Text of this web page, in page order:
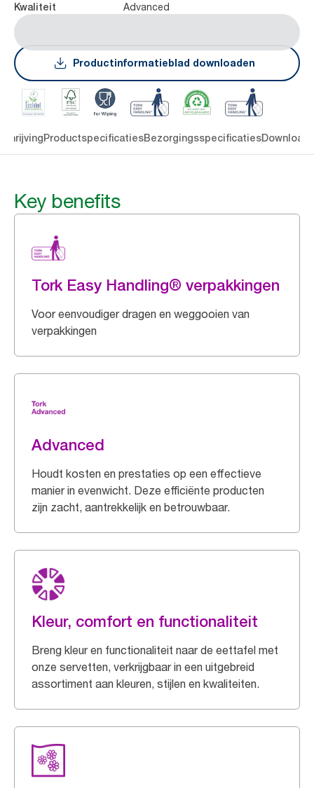
Kwaliteit Advanced
Productinformatieblad downloaden
ProductspecificatiesBezorgingsspecificaties
Key benefits
Tork Easy Handling® verpakkingen
Voor eenvoudiger dragen en weggooien van
verpakkingen
Advanced
Houdt kosten en prestaties op een effectieve
manier in evenwicht. Deze efficiënte producten
zijn zacht, aantrekkelijk en betrouwbaar.
Kleur, comfort en functionaliteit
Breng kleur en functionaliteit naar de eettafel met
onze servetten, verkrijgbaar in een uitgebreid
assortiment aan kleuren, stijlen en kwaliteiten.